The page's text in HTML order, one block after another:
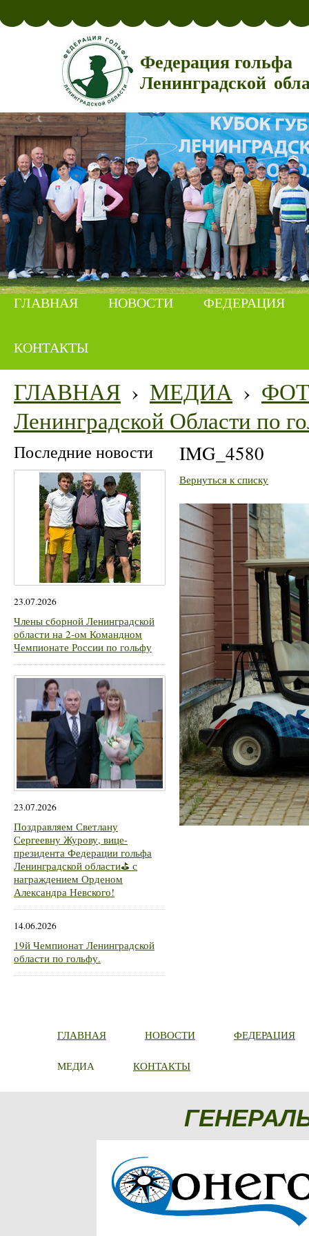
Федерация гольфа
Ленинградской
ГЛАВНАЯ НОВОСТИ ФЕДЕРАЦИЯ
КОНТАКТЫ
ГЛАВНАЯ › МЕДИА ›
Ленинградской Области по
Последние новости
23.07.2026
Члены сборной Ленинградской
области на 2-ом Командном
Чемпионате России по гольфу
23.07.2026
Поздравляем Светлану
Сергеевну Журову, вице-
президента Федерации гольфа
Ленинградской области⛳ с
награждением Орденом
Александра Невского!
14.06.2026
19й Чемпионат Ленинградской
области по гольфу.
IMG_4580
Вернуться к списку
ГЛАВНАЯ НОВОСТИ ФЕДЕРАЦИЯ
МЕДИА КОНТАКТЫ